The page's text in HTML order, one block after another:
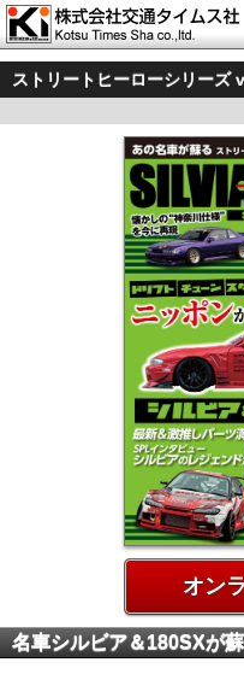
ストリートヒーローシリー
オン
名車シルビア＆180SXが